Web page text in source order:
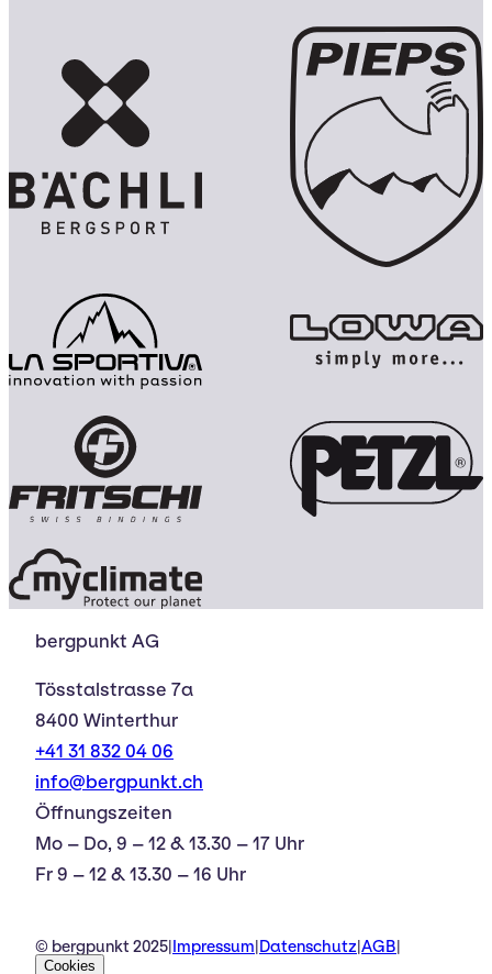
bergpunkt AG
Tösstalstrasse 7a
8400 Winterthur
+41 31 832 04 06
info@bergpunkt.ch
Öffnungszeiten
Mo – Do, 9 – 12 & 13.30 – 17 Uhr
Fr 9 – 12 & 13.30 – 16 Uhr
© bergpunkt 2025 Impressum Datenschutz AGB
Cookies